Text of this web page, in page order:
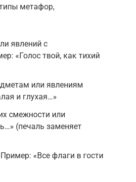
метафор,
явлений с
«Голос твой, как тихий
или явлениям
и глухая…»
смежности или
(печаль заменяет
«Все флаги в гости